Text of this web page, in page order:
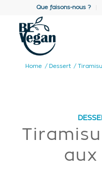
Que faisons-nous ?
Home / Dessert /
aux